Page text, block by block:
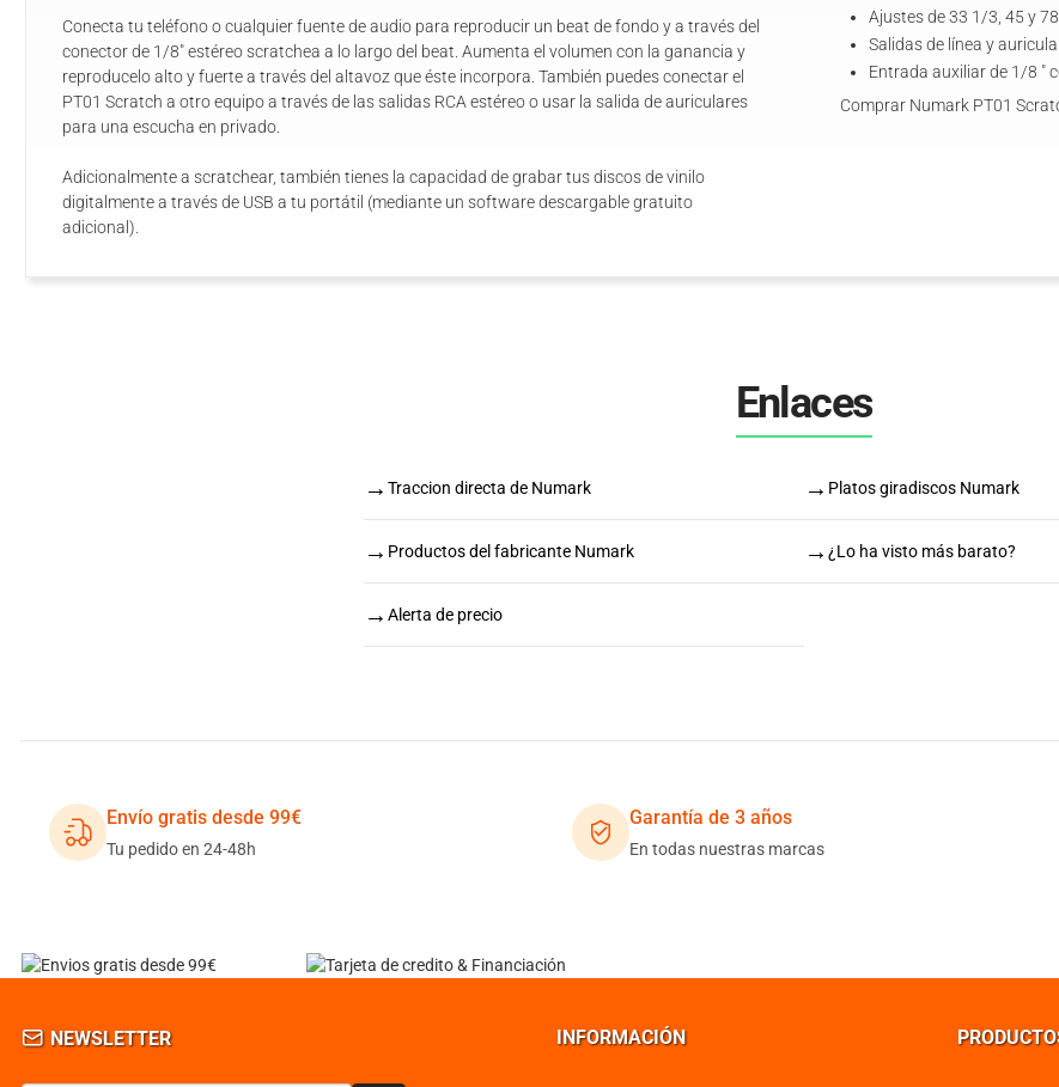
Conecta tu teléfono o cualquier fuente de audio para reproducir un beat de fondo y a través del
conector de 1/8" estéreo scratchea a lo largo del beat. Aumenta el volumen con la ganancia y
reproducelo alto y fuerte a través del altavoz que éste incorpora. También puedes conectar el
PT01 Scratch a otro equipo a través de las salidas RCA estéreo o usar la salida de auriculares
para una escucha en privado.
Adicionalmente a scratchear, también tienes la capacidad de grabar tus discos de vinilo
digitalmente a través de USB a tu portátil (mediante un software descargable gratuito
adicional).
Ajustes de 33 1/3, 45 y
Salidas de línea y
Entrada auxiliar de 1/8 "
Comprar Numark PT01
Enlaces
→ Traccion directa de Numark → Platos giradiscos Numark
→ Productos del fabricante Numark → ¿Lo ha visto más barato?
→ Alerta de precio
Envío gratis desde 99€
Tu pedido en 24-48h
Garantía de 3 años
En todas nuestras marcas
NEWSLETTER INFORMACIÓN